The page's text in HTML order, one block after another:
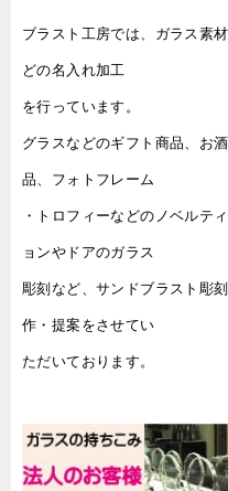
ブラスト工房では、ガラス素
どの名入れ加工
を行っています。
グラスなどのギフト商品、お
品、フォトフレーム
・トロフィーなどのノベルテ
ョンやドアのガラス
彫刻など、サンドブラスト彫
作・提案をさせてい
ただいております。